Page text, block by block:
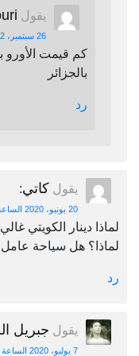
يقول
26 سبتمبر، 2022 الساعة 10:48 ص
كم قيمت الأورو
بالجزائر
رد
يقول كاتي:
20 يونيو، 2020 الساعة 5:20 م
لماذا دينار الكويتي
لماذا؟ هل سياحة
رد
يقول جبريل
7 يوليو، 2020 الساعة 3:19 ص